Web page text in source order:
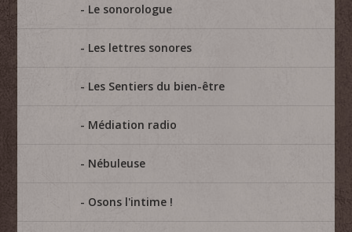
Le sonorologue
Les lettres sonores
Les Sentiers du bien-être
Médiation radio
Nébuleuse
Osons l'intime !